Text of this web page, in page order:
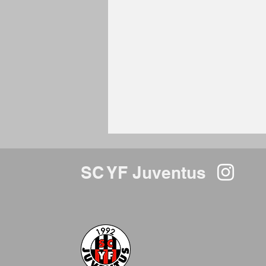
WICHTIGE INFO: Einladung
zur 32. ordentlichen
SC YF Juventus